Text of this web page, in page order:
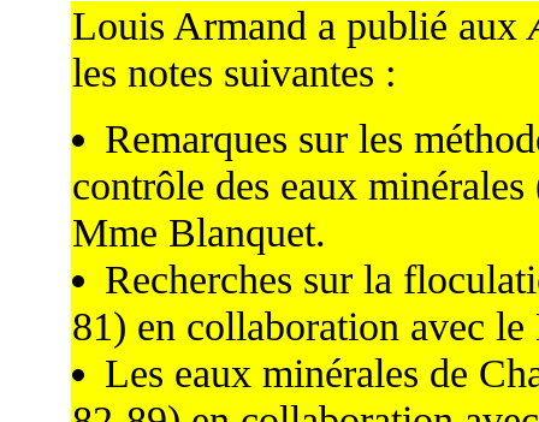
Louis Armand a publié aux
les notes suivantes :
Remarques sur les
contrôle des eaux
Mme Blanquet.
Recherches sur la
81) en collaboration avec le
Les eaux minérales de